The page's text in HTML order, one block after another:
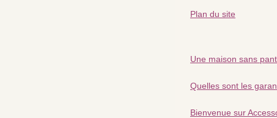
Plan du site
Une maison sans
Quelles sont les
Bienvenue sur